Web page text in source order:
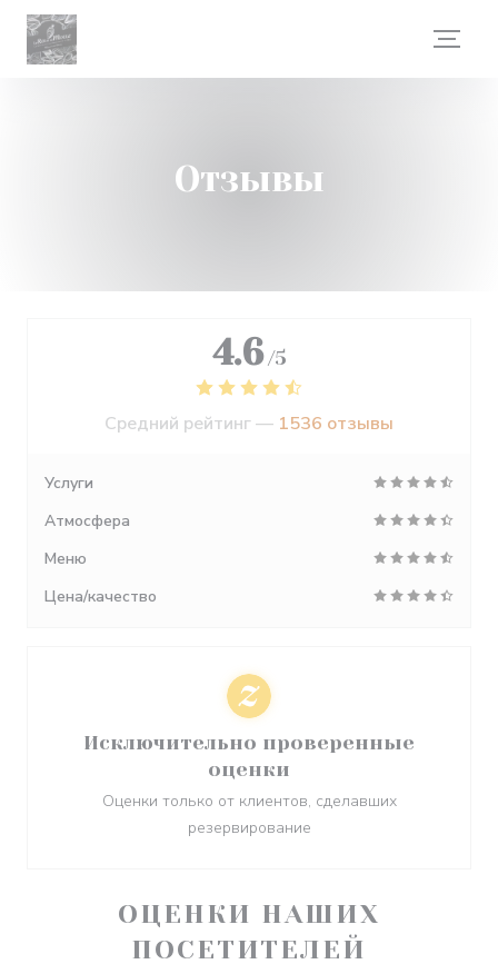
Панель управления cookies
Отзывы
ОЦЕНКИ НАШИХ
ПОСЕТИТЕЛЕЙ
4.6 /5
Средний рейтинг — 1536 отзывы
Услуги
Атмосфера
Меню
Цена/качество
Исключительно проверенные
оценки
Оценки только от клиентов, сделавших
резервирование